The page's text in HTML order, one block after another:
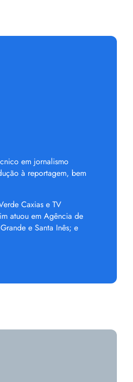
em jornalismo
à reportagem, bem
Caxias e TV
atuou em Agência de
e Santa Inês; e